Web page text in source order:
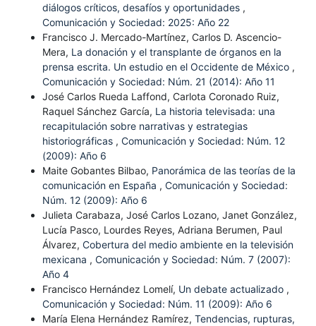
diálogos críticos, desafíos y oportunidades ,
Comunicación y Sociedad: 2025: Año 22
Francisco J. Mercado-Martínez, Carlos D. Ascencio-
Mera, La donación y el transplante de órganos en la
prensa escrita. Un estudio en el Occidente de México ,
Comunicación y Sociedad: Núm. 21 (2014): Año 11
José Carlos Rueda Laffond, Carlota Coronado Ruiz,
Raquel Sánchez García, La historia televisada: una
recapitulación sobre narrativas y estrategias
historiográficas , Comunicación y Sociedad: Núm. 12
(2009): Año 6
Maite Gobantes Bilbao, Panorámica de las teorías de la
comunicación en España , Comunicación y Sociedad:
Núm. 12 (2009): Año 6
Julieta Carabaza, José Carlos Lozano, Janet González,
Lucía Pasco, Lourdes Reyes, Adriana Berumen, Paul
Álvarez, Cobertura del medio ambiente en la televisión
mexicana , Comunicación y Sociedad: Núm. 7 (2007):
Año 4
Francisco Hernández Lomelí, Un debate actualizado ,
Comunicación y Sociedad: Núm. 11 (2009): Año 6
María Elena Hernández Ramírez, Tendencias, rupturas,